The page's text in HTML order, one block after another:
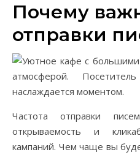
Почему
отправки
Частота отправки
открываемость и
кампаний. Чем чаще вы